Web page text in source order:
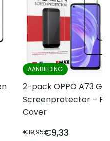
smartphone
AANBIEDING
2-pack OPPO A73
Screenprotector –
Cover
€19,95€9,33